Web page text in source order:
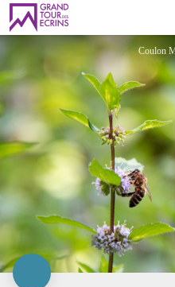
Sirop de menthe - Les cueillettes
Coulon